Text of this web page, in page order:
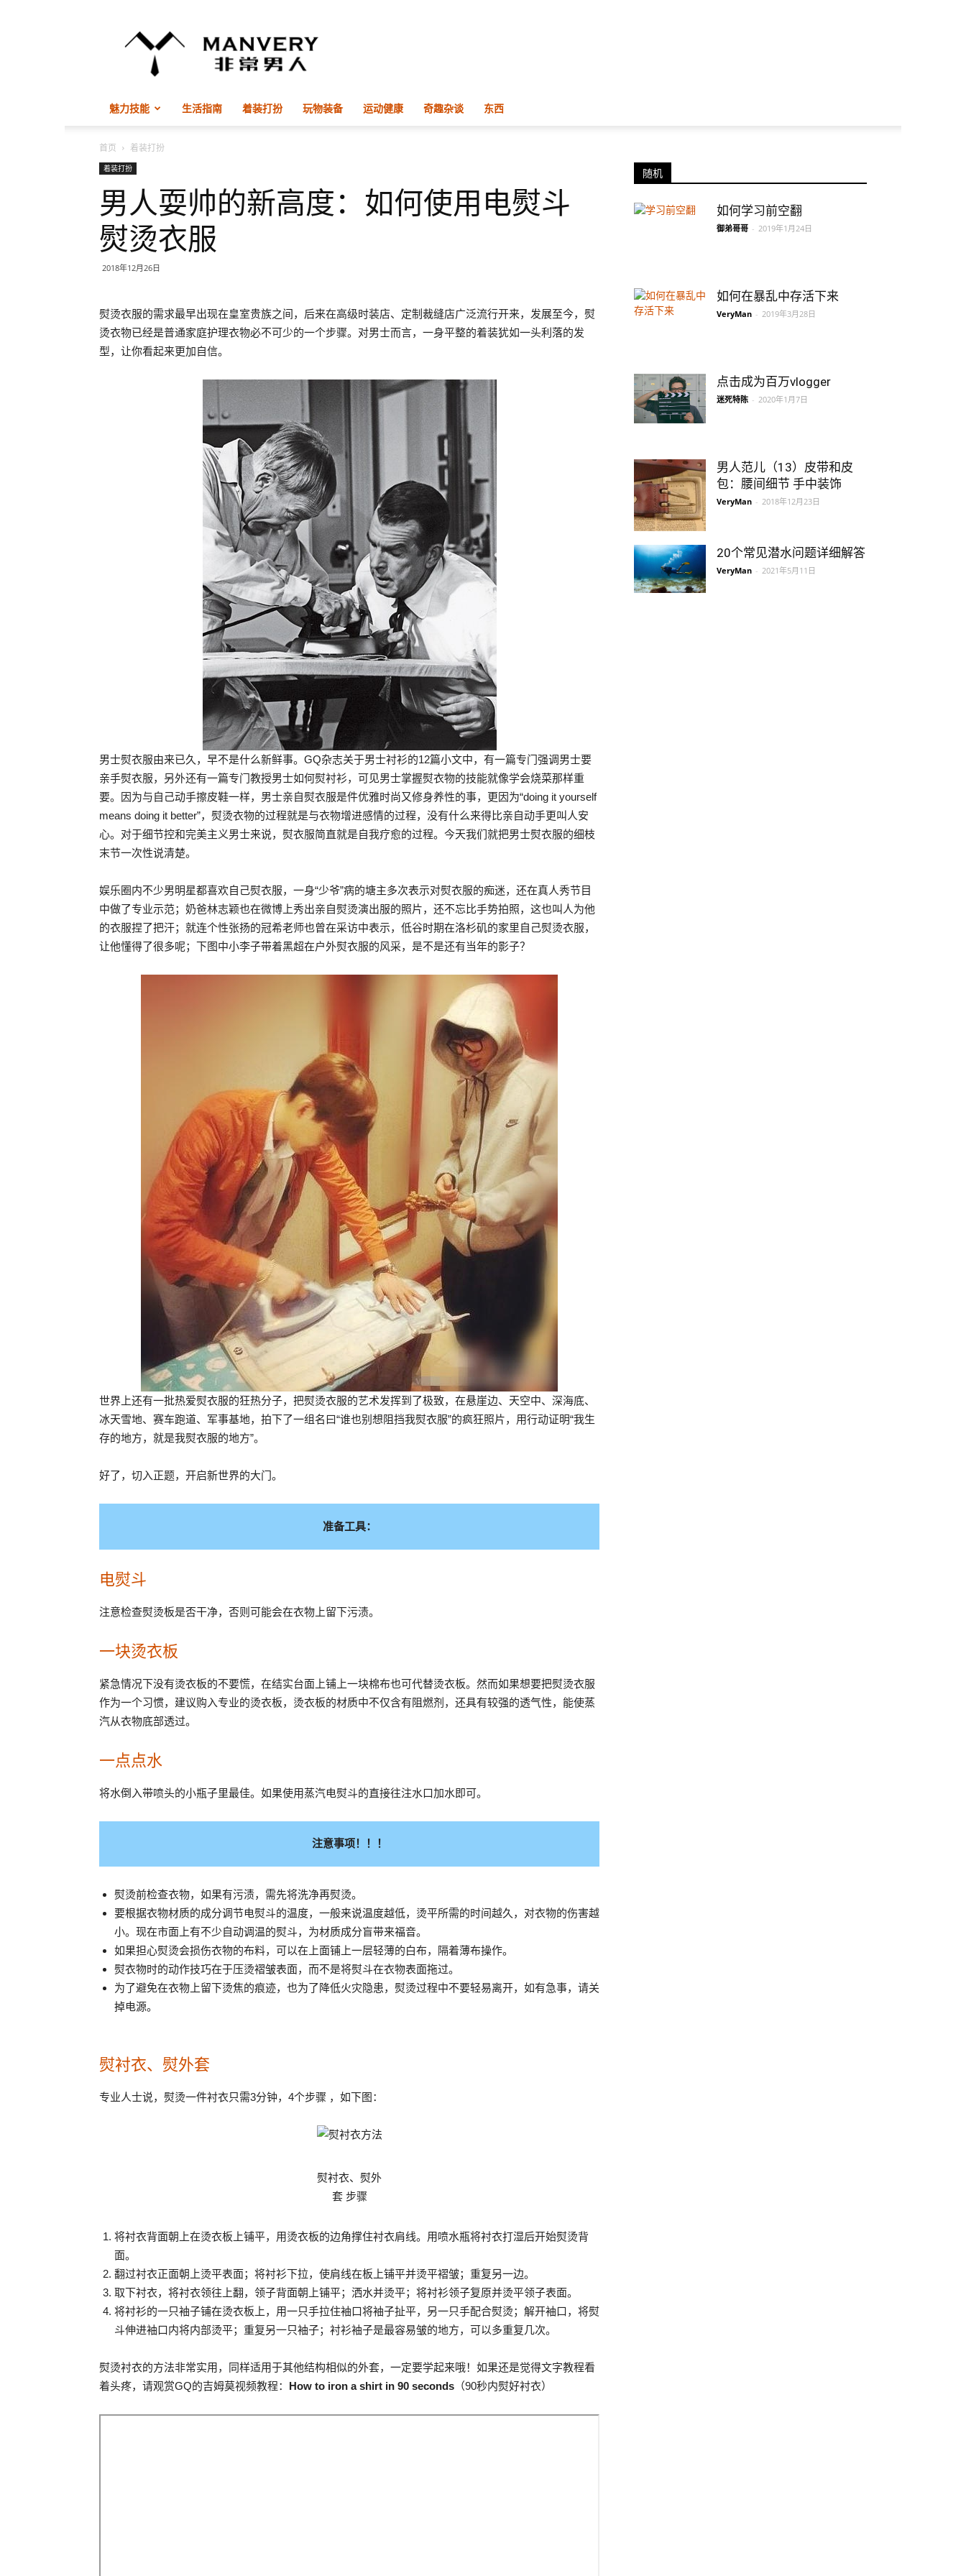
常
魅力技能
生活指南 着装打扮 玩物装备 运动健康 奇趣杂谈 东西
首页 着装打扮
着装打扮
男人耍帅的新高度：如何使用电熨斗
熨烫衣服
2018年12月26日
熨烫衣服的需求最早出现在皇室贵族之间，后来在高级时装店、定制裁缝店广泛流行开来，发展至今，熨
烫衣物已经是普通家庭护理衣物必不可少的一个步骤。对男士而言，一身平整的着装犹如一头利落的发
型，让你看起来更加自信。
男士熨衣服由来已久，早不是什么新鲜事。GQ杂志关于男士衬衫的12篇小文中，有一篇专门强调男士要
亲手熨衣服，另外还有一篇专门教授男士如何熨衬衫，可见男士掌握熨衣物的技能就像学会烧菜那样重
要。因为与自己动手擦皮鞋一样，男士亲自熨衣服是件优雅时尚又修身养性的事，更因为“doing it yourself
means doing it better”，熨烫衣物的过程就是与衣物增进感情的过程，没有什么来得比亲自动手更叫人安
心。对于细节控和完美主义男士来说，熨衣服简直就是自我疗愈的过程。今天我们就把男士熨衣服的细枝
末节一次性说清楚。
娱乐圈内不少男明星都喜欢自己熨衣服，一身“少爷”病的塘主多次表示对熨衣服的痴迷，还在真人秀节目
中做了专业示范；奶爸林志颖也在微博上秀出亲自熨烫演出服的照片，还不忘比手势拍照，这也叫人为他
的衣服捏了把汗；就连个性张扬的冠希老师也曾在采访中表示，低谷时期在洛杉矶的家里自己熨烫衣服，
让他懂得了很多呢；下图中小李子带着黑超在户外熨衣服的风采，是不是还有当年的影子？
世界上还有一批热爱熨衣服的狂热分子，把熨烫衣服的艺术发挥到了极致，在悬崖边、天空中、深海底、
冰天雪地、赛车跑道、军事基地，拍下了一组名曰“谁也别想阻挡我熨衣服”的疯狂照片，用行动证明“我生
存的地方，就是我熨衣服的地方”。
好了，切入正题，开启新世界的大门。
准备工具：
电熨斗
注意检查熨烫板是否干净，否则可能会在衣物上留下污渍。
一块烫衣板
紧急情况下没有烫衣板的不要慌，在结实台面上铺上一块棉布也可代替烫衣板。然而如果想要把熨烫衣服
作为一个习惯，建议购入专业的烫衣板，烫衣板的材质中不仅含有阻燃剂，还具有较强的透气性，能使蒸
汽从衣物底部透过。
一点点水
将水倒入带喷头的小瓶子里最佳。如果使用蒸汽电熨斗的直接往注水口加水即可。
注意事项！！！
熨烫前检查衣物，如果有污渍，需先将洗净再熨烫。
要根据衣物材质的成分调节电熨斗的温度，一般来说温度越低，烫平所需的时间越久，对衣物的伤害越
小。现在市面上有不少自动调温的熨斗，为材质成分盲带来福音。
如果担心熨烫会损伤衣物的布料，可以在上面铺上一层轻薄的白布，隔着薄布操作。
熨衣物时的动作技巧在于压烫褶皱表面，而不是将熨斗在衣物表面拖过。
为了避免在衣物上留下烫焦的痕迹，也为了降低火灾隐患，熨烫过程中不要轻易离开，如有急事，请关
掉电源。
熨衬衣、熨外套
专业人士说，熨烫一件衬衣只需3分钟，4个步骤 ，如下图：
熨衬衣、熨外
套 步骤
将衬衣背面朝上在烫衣板上铺平，用烫衣板的边角撑住衬衣肩线。用喷水瓶将衬衣打湿后开始熨烫背
面。
翻过衬衣正面朝上烫平表面；将衬衫下拉，使肩线在板上铺平并烫平褶皱；重复另一边。
取下衬衣，将衬衣领往上翻，领子背面朝上铺平；洒水并烫平；将衬衫领子复原并烫平领子表面。
将衬衫的一只袖子铺在烫衣板上，用一只手拉住袖口将袖子扯平，另一只手配合熨烫；解开袖口，将熨
斗伸进袖口内将内部烫平；重复另一只袖子；衬衫袖子是最容易皱的地方，可以多重复几次。
熨烫衬衣的方法非常实用，同样适用于其他结构相似的外套，一定要学起来哦！如果还是觉得文字教程看
着头疼，请观赏GQ的吉姆莫视频教程： How to iron a shirt in 90 seconds （90秒内熨好衬衣）
随机
如何学习前空翻
御弟哥哥 - 2019年1月24日
如何在暴乱中存活下来
VeryMan - 2019年3月28日
点击成为百万vlogger
迷死特陈 - 2020年1月7日
男人范儿（13）皮带和皮
包：腰间细节 手中装饰
VeryMan - 2018年12月23日
20个常见潜水问题详细解答
VeryMan - 2021年5月11日